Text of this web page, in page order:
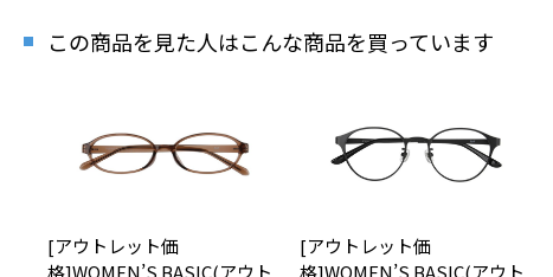
この商品を見た人はこんな商品を買っています
[アウトレット価
格]WOMEN’S BASIC(アウト
[アウトレット価
格]WOMEN’S BASIC(アウト